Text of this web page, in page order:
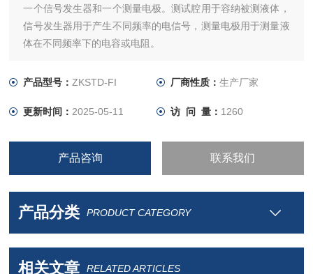
一个信号发生器和一个测量电极。测试腔用于容纳被测液体，
信号发生器用于产生不同频率的电信号，测量电极用于测量液
体在不同频率下的电容或电阻。
产品型号：ZKSTD-FI 厂商性质： 生产厂家
更新时间： 2025-05-11 访 问 量： 1260
产品咨询 联系我们
产品分类 PRODUCT CATEGORY
相关文章 RELATED ARTICLES